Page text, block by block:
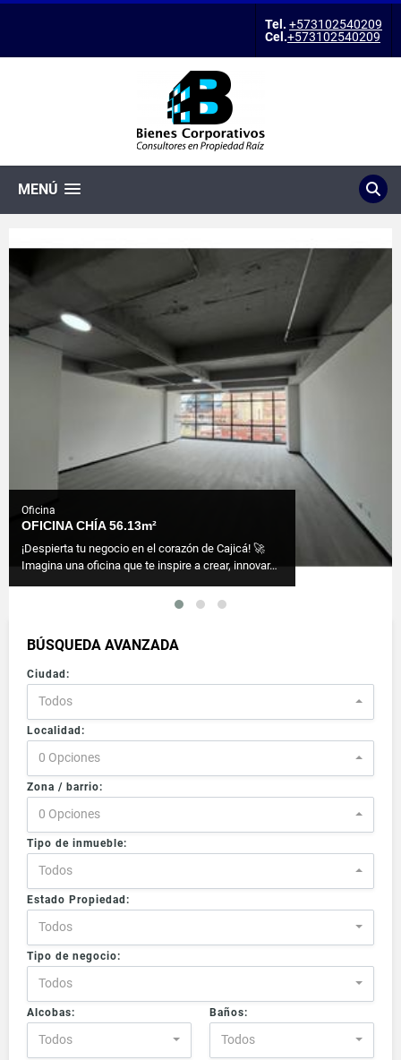
Tel. +573102540209
Cel.+573102540209
MENÚ
BÚSQUEDA AVANZADA
Ciudad:
Todos
Localidad:
0 Opciones
Zona / barrio:
0 Opciones
Tipo de inmueble:
Todos
Estado Propiedad:
Todos
Tipo de negocio:
Todos
Alcobas:
Todos
Baños:
Todos
Oficina
OFICINA CHÍA 56.13m²
¡Despierta tu negocio en el corazón de Cajicá! 🚀
Imagina una oficina que te inspire a crear, innovar…